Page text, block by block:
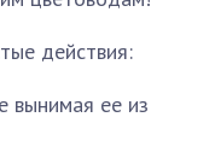
действия:
вынимая ее из